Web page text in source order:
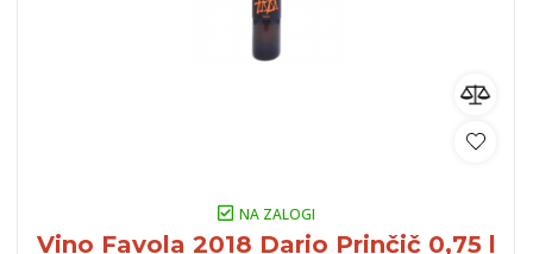
NA ZALOGI
Vino Favola 2018 Dario Prinčič 0,75 l